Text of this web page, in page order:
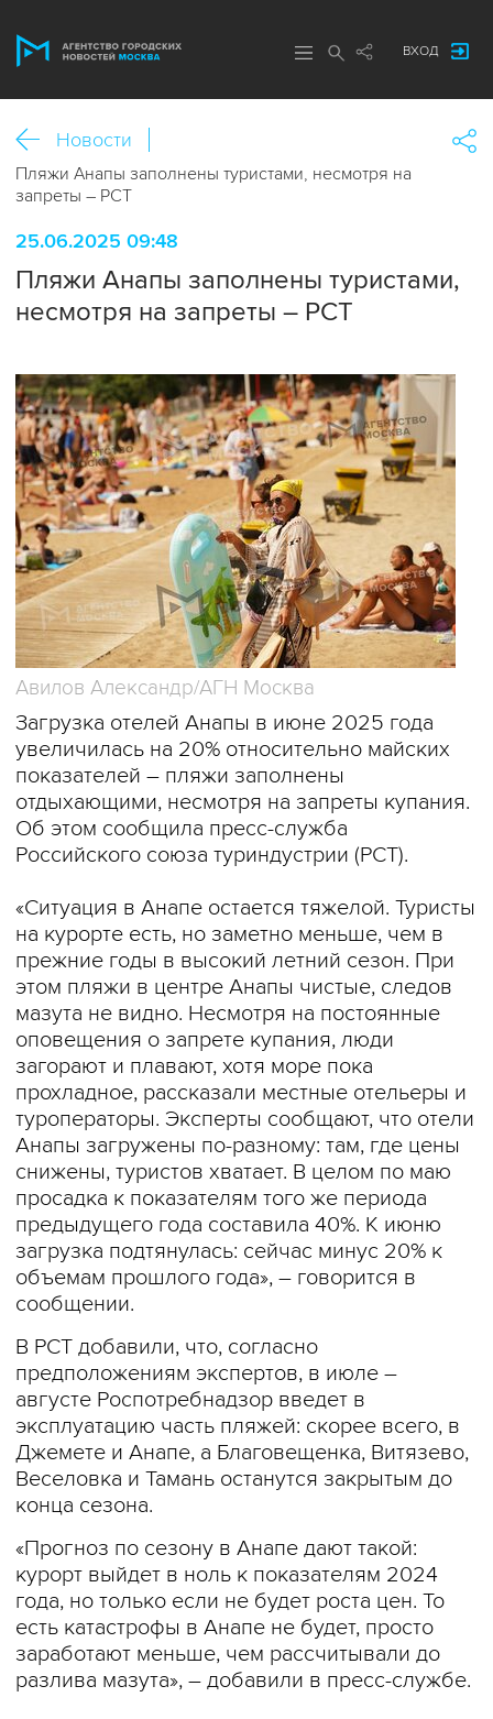
ВХОД
Новости
Пляжи Анапы заполнены туристами, несмотря на
запреты – РСТ
25.06.2025 09:48
Пляжи Анапы заполнены туристами,
несмотря на запреты – РСТ
Авилов Александр/АГН Москва
Загрузка отелей Анапы в июне 2025 года
увеличилась на 20% относительно майских
показателей – пляжи заполнены
отдыхающими, несмотря на запреты купания.
Об этом сообщила пресс-служба
Российского союза туриндустрии (РСТ).
«Ситуация в Анапе остается тяжелой. Туристы
на курорте есть, но заметно меньше, чем в
прежние годы в высокий летний сезон. При
этом пляжи в центре Анапы чистые, следов
мазута не видно. Несмотря на постоянные
оповещения о запрете купания, люди
загорают и плавают, хотя море пока
прохладное, рассказали местные отельеры и
туроператоры. Эксперты сообщают, что отели
Анапы загружены по-разному: там, где цены
снижены, туристов хватает. В целом по маю
просадка к показателям того же периода
предыдущего года составила 40%. К июню
загрузка подтянулась: сейчас минус 20% к
объемам прошлого года», – говорится в
сообщении.
В РСТ добавили, что, согласно
предположениям экспертов, в июле –
августе Роспотребнадзор введет в
эксплуатацию часть пляжей: скорее всего, в
Джемете и Анапе, а Благовещенка, Витязево,
Веселовка и Тамань останутся закрытым до
конца сезона.
«Прогноз по сезону в Анапе дают такой:
курорт выйдет в ноль к показателям 2024
года, но только если не будет роста цен. То
есть катастрофы в Анапе не будет, просто
заработают меньше, чем рассчитывали до
разлива мазута», – добавили в пресс-службе.